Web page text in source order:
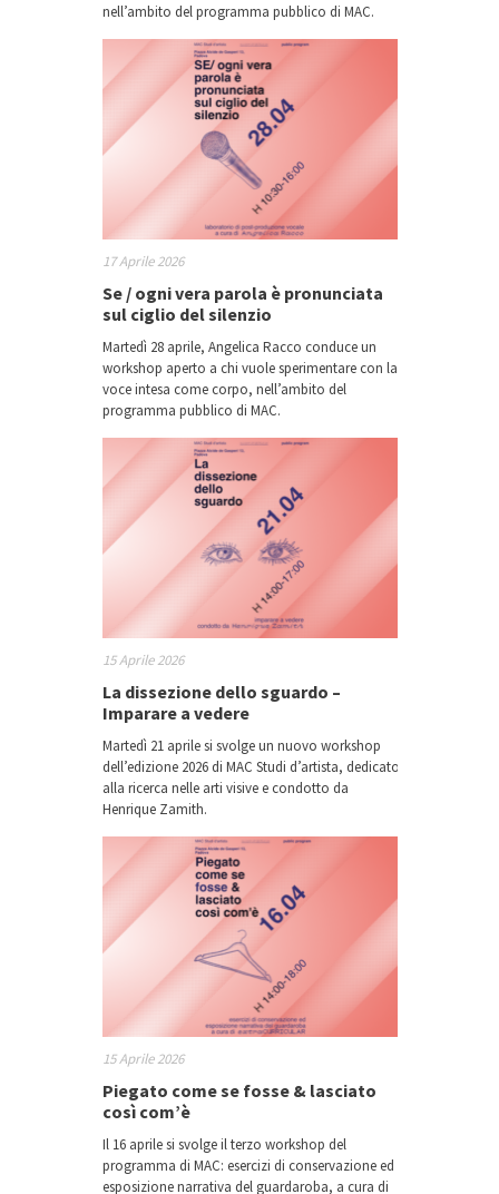
nell’ambito del programma pubblico di MAC.
17 Aprile 2026
Se / ogni vera parola è pronunciata
sul ciglio del silenzio
Martedì 28 aprile, Angelica Racco conduce un
workshop aperto a chi vuole sperimentare con la
voce intesa come corpo, nell’ambito del
programma pubblico di MAC.
15 Aprile 2026
La dissezione dello sguardo –
Imparare a vedere
Martedì 21 aprile si svolge un nuovo workshop
dell’edizione 2026 di MAC Studi d’artista, dedicato
alla ricerca nelle arti visive e condotto da
Henrique Zamith.
15 Aprile 2026
Piegato come se fosse & lasciato
così com’è
Il 16 aprile si svolge il terzo workshop del
programma di MAC: esercizi di conservazione ed
esposizione narrativa del guardaroba, a cura di